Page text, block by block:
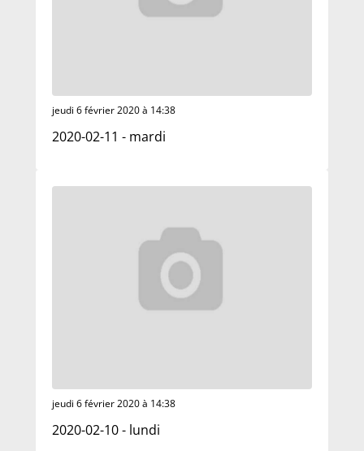
jeudi 6 février 2020 à 14:38
2020-02-11 - mardi
jeudi 6 février 2020 à 14:38
2020-02-10 - lundi